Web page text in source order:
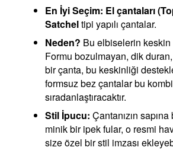
En İyi Seçim: El çantaları
Satcheltipi yapılı çantalar.
Neden? Bu elbiselerin keskin
Formu bozulmayan, dik
bir çanta, bu keskinliği
formsuz bez çantalar bu
sıradanlaştıracaktır.
Stil İpucu: Çantanızın
minik bir ipek fular, o resmi
size özel bir stil imzası